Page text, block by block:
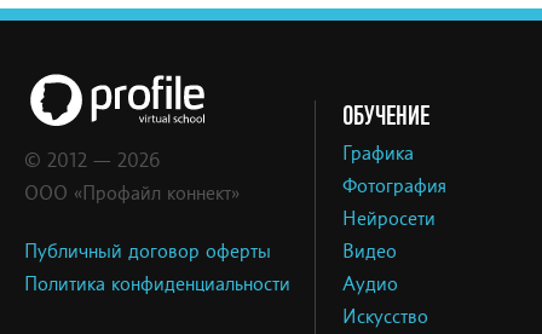
© 2012 — 2026
ООО «Профайл коннект»
Публичный договор оферты
Политика конфиденциальности
ОБУЧЕНИЕ
Графика
Фотография
Нейросети
Видео
Аудио
Искусство